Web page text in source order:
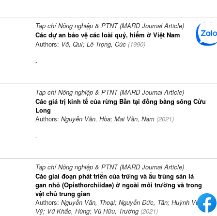
Tạp chí Nông nghiệp & PTNT (MARD Journal Article)
Các dự an bảo vệ các loài quý, hiếm ở Việt Nam
Authors: Võ, Quí; Lê Trọng, Cúc (1990)
-
Tạp chí Nông nghiệp & PTNT (MARD Journal Article)
Các giá trị kinh tế của rừng Bần tại đồng bằng sông Cửu
Long
Authors: Nguyễn Văn, Hòa; Mai Văn, Nam (2021)
-
Tạp chí Nông nghiệp & PTNT (MARD Journal Article)
Các giai đoạn phát triển của trứng và ấu trùng sán lá
gan nhỏ (Opisthorchiidae) ở ngoài môi trường và trong
vật chủ trung gian
Authors: Nguyễn Văn, Thoại; Nguyễn Đức, Tân; Huỳnh Vũ,
Vỹ; Vũ Khắc, Hùng; Vũ Hữu, Trường (2021)